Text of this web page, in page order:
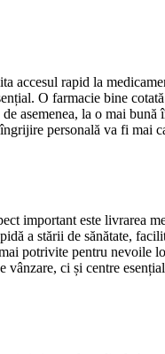
rapid la
O farmacie bine
asemenea, la o mai bună
personală va fi mai
important este livrarea
a stării de sănătate,
potrivite pentru nevoile
ci și centre